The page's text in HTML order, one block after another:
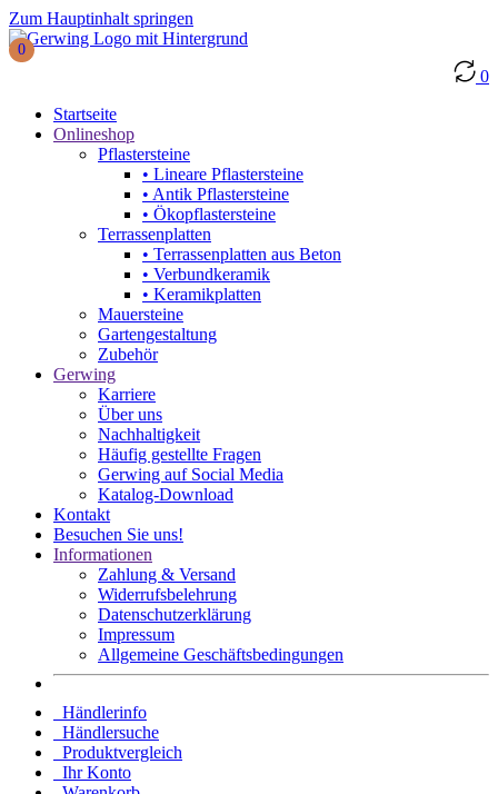
Zum Hauptinhalt springen
0
0
Startseite
Onlineshop
Pflastersteine
• Lineare Pflastersteine
• Antik Pflastersteine
• Ökopflastersteine
Terrassenplatten
• Terrassenplatten aus Beton
• Verbundkeramik
• Keramikplatten
Mauersteine
Gartengestaltung
Zubehör
Gerwing
Karriere
Über uns
Nachhaltigkeit
Häufig gestellte Fragen
Gerwing auf Social Media
Katalog-Download
Kontakt
Besuchen Sie uns!
Informationen
Zahlung & Versand
Widerrufsbelehrung
Datenschutz­erklärung
Impressum
Allgemeine Geschäftsbedingungen
Händlerinfo
Händlersuche
Produktvergleich
Ihr Konto